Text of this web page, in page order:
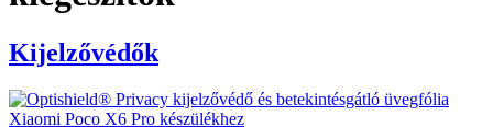
Kijelzővédők